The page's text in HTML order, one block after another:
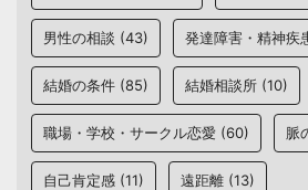
男性の相談 (43) 発達障害・精神疾
結婚の条件 (85) 結婚相談所 (10)
職場・学校・サークル恋愛 (60) 脈
自己肯定感 (11) 遠距離 (13)